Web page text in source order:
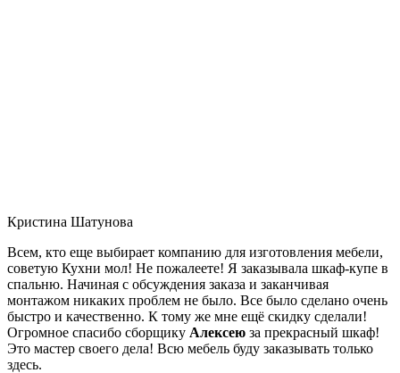
Кристина Шатунова
Всем, кто еще выбирает компанию для изготовления мебели,
советую Кухни мол! Не пожалеете! Я заказывала шкаф-купе в
спальню. Начиная с обсуждения заказа и заканчивая
монтажом никаких проблем не было. Все было сделано очень
быстро и качественно. К тому же мне ещё скидку сделали!
Огромное спасибо сборщику Алексею за прекрасный шкаф!
Это мастер своего дела! Всю мебель буду заказывать только
здесь.